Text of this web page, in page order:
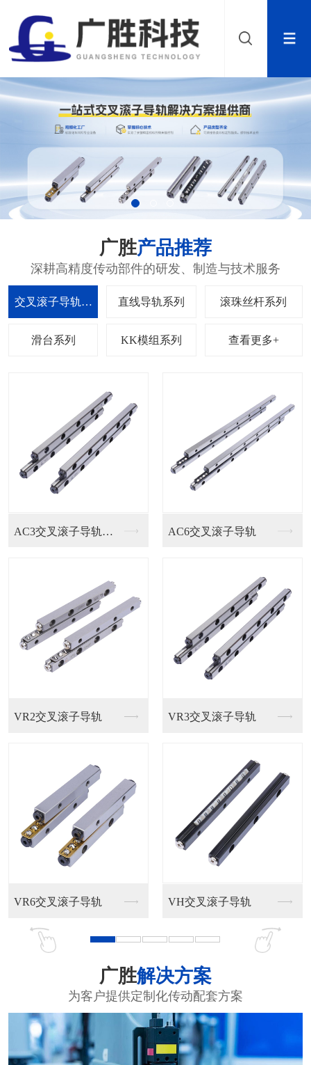
广胜产品推荐
深耕高精度传动部件的研发、制造与技术服务
交叉滚子导轨系
列
直线导轨系列 滚珠丝杆系列
滑台系列 KK模组系列 查看更多+
EGH15SA直线导... HGH/EGH直线导...
孚雷直线导轨 滚柱导轨
广胜解决方案
为客户提供定制化传动配套方案